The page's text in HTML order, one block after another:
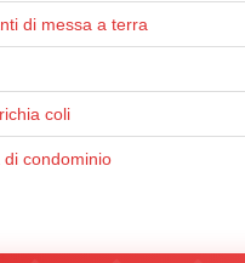
di messa a terra
coli
di condominio